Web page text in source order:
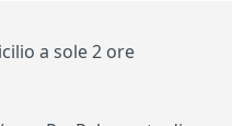
a sole 2 ore